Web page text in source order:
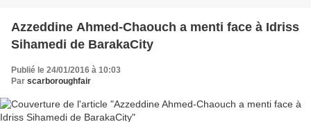
Azzeddine Ahmed-Chaouch a menti face à Idriss
Sihamedi de BarakaCity
Publié le 24/01/2016 à 10:03
Par scarboroughfair